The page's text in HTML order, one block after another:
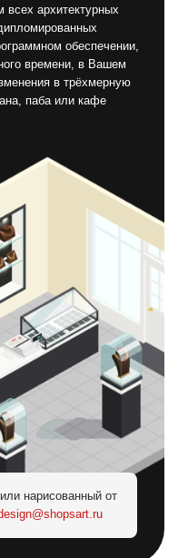
всех архитектурных
обеспечении,
времени, в Вашем
в трёхмерную
паба или кафе
нарисованный от